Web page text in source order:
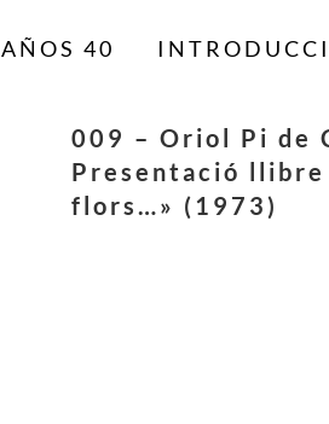
AÑOS 40
009 – Oriol Pi de
Presentació llibre
flors…» (1973)